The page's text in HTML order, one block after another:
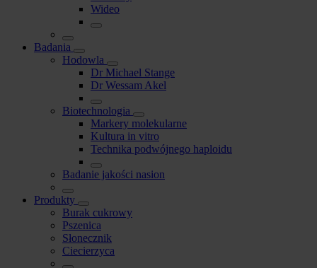
Wideo
Badania
Hodowla
Dr Michael Stange
Dr Wessam Akel
Biotechnologia
Markery molekularne
Kultura in vitro
Technika podwójnego haploidu
Badanie jakości nasion
Produkty
Burak cukrowy
Pszenica
Słonecznik
Ciecierzyca